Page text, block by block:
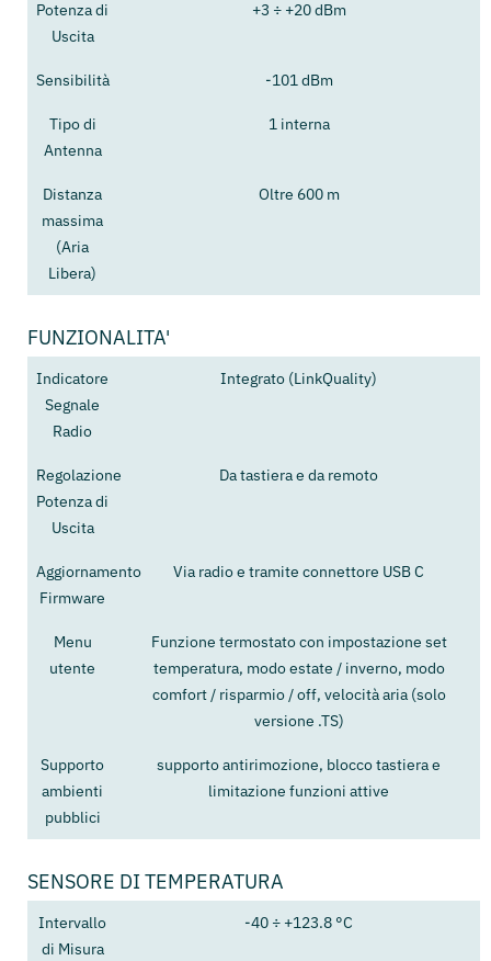
Potenza di
Uscita
+3 ÷ +20 dBm
Sensibilità -101 dBm
Tipo di
Antenna
1 interna
Distanza
massima
(Aria
Libera)
Oltre 600 m
FUNZIONALITA'
Indicatore
Segnale
Radio
Integrato (LinkQuality)
Regolazione
Potenza di
Uscita
Da tastiera e da remoto
Aggiornamento
Firmware
Via radio e tramite connettore USB C
Menu
utente
Funzione termostato con impostazione set
temperatura, modo estate / inverno, modo
comfort / risparmio / off, velocità aria (solo
versione .TS)
Supporto
ambienti
pubblici
supporto antirimozione, blocco tastiera e
limitazione funzioni attive
SENSORE DI TEMPERATURA
Intervallo
di Misura
-40 ÷ +123.8 °C